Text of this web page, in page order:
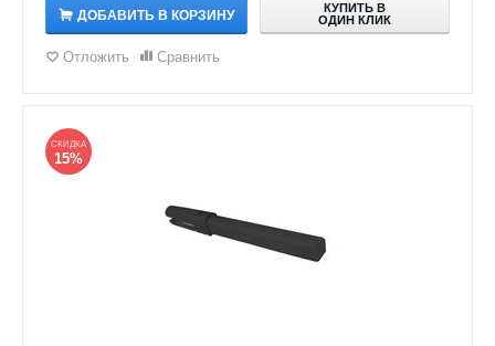
ДОБАВИТЬ В КОРЗИНУ
КУПИТЬ В
ОДИН КЛИК
Отложить Сравнить
СКИДКА
15%